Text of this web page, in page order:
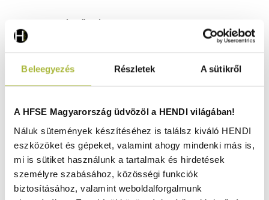
Beleegyezés Részletek A sütikről
A HFSE Magyarország üdvözöl a HENDI világában!
Náluk sütemények készítéséhez is találsz kiváló HENDI
eszközöket és gépeket, valamint ahogy mindenki más is,
mi is sütiket használunk a tartalmak és hirdetések
személyre szabásához, közösségi funkciók
biztosításához, valamint weboldalforgalmunk
Polipropilénből készült.
Nem veszi fel a szagokat.
piros).
Egymásra rakható.
Az anyagba ágyazott címke a tárolási folyamat
nyomon követésére.
Mosható címkék.
Biztonságos, szivárgásmentes tömítés.
A címkék kitöltésére szolgáló markereket külön
kell megrendelni.